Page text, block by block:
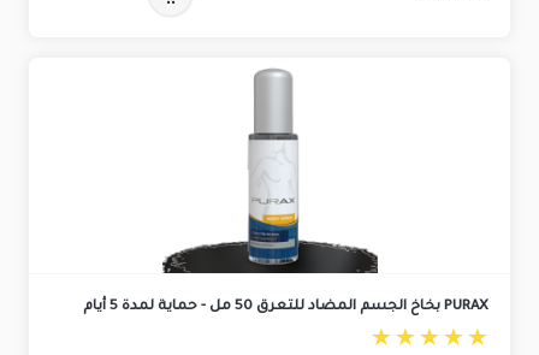
PURAX بخاخ الجسم المضاد للتعرق 50 مل - حماية لمدة 5 أيام